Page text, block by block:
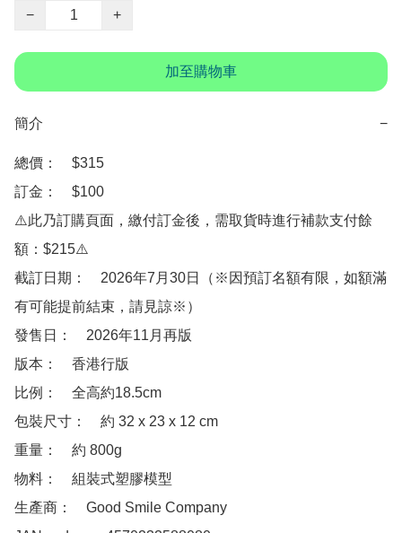
−
+
加至購物車
簡介 −
總價：　$315
訂金：　$100
⚠️此乃訂購頁面，繳付訂金後，需取貨時進行補款支付餘
額：$215⚠️
截訂日期：　2026年7月30日（※因預訂名額有限，如額滿
有可能提前結束，請見諒※）
發售日：　2026年11月再版
版本：　香港行版
比例：　全高約18.5cm
包裝尺寸：　約 32 x 23 x 12 cm
重量：　約 800g
物料：　組裝式塑膠模型
生產商：　Good Smile Company